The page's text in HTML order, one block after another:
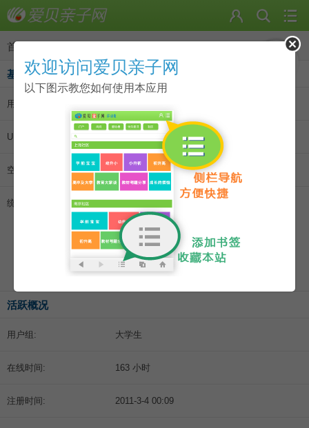
首页
基本资料
用户名:
UID:
空间访问量: 10763
统计信息:
主题数 101
回帖数 842
好友数 22
记录数 1
日志数 15
活跃概况
用户组: 大学生
在线时间: 163 小时
注册时间: 2011-3-4 00:09
欢迎访问爱贝亲子网
以下图示教您如何使用本应用